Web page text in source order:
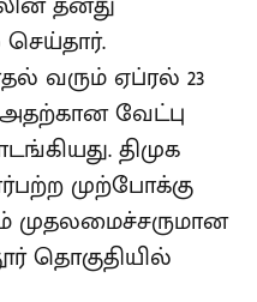
வரும் ஏப்ரல் 23
வேட்பு
திமுக
முற்போக்கு
முதலமைச்சருமான
தொகுதியில்